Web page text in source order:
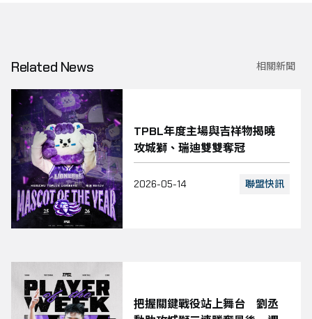
Related News 相關新聞
TPBL年度主場與吉祥物揭曉
攻城獅、瑞迪雙雙奪冠
2026-05-14 聯盟快訊
把握關鍵戰役站上舞台 劉丞